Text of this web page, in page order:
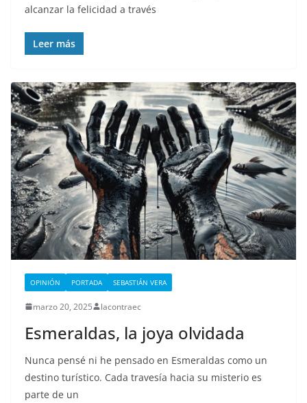
alcanzar la felicidad a través
Leer más
OPINIÓN PORTADA SEBASTIÁN VERA
marzo 20, 2025 lacontraec
Esmeraldas, la joya olvidada
Nunca pensé ni he pensado en Esmeraldas como un
destino turístico. Cada travesía hacia su misterio es
parte de un